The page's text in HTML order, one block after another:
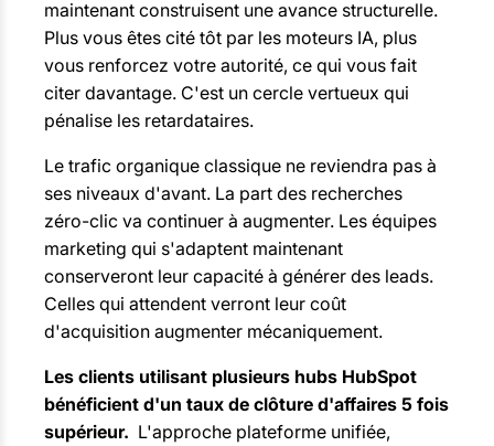
maintenant construisent une avance structurelle.
Plus vous êtes cité tôt par les moteurs IA, plus
vous renforcez votre autorité, ce qui vous fait
citer davantage. C'est un cercle vertueux qui
pénalise les retardataires.
Le trafic organique classique ne reviendra pas à
ses niveaux d'avant. La part des recherches
zéro-clic va continuer à augmenter. Les équipes
marketing qui s'adaptent maintenant
conserveront leur capacité à générer des leads.
Celles qui attendent verront leur coût
d'acquisition augmenter mécaniquement.
Les clients utilisant plusieurs hubs HubSpot
bénéficient d'un taux de clôture d'affaires 5 fois
supérieur. L'approche plateforme unifiée,